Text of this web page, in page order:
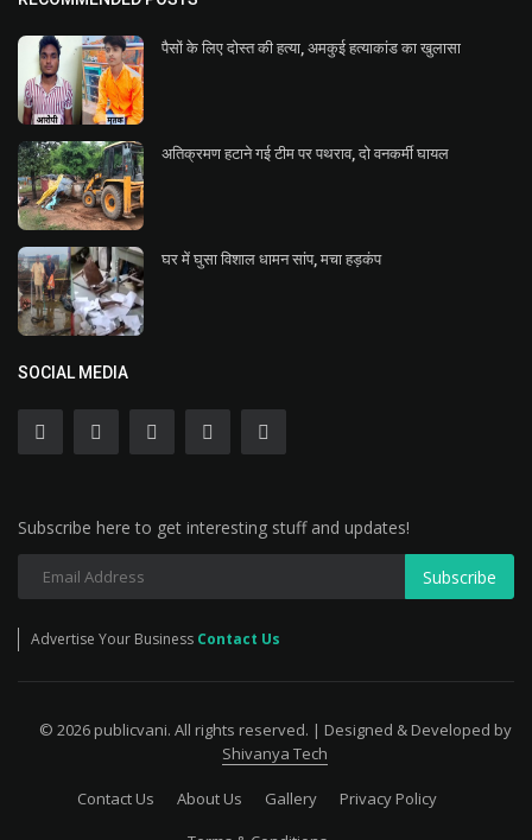
पैसों के लिए दोस्त की हत्या, अमकुई हत्याकांड का खुलासा
अतिक्रमण हटाने गई टीम पर पथराव, दो वनकर्मी घायल
घर में घुसा विशाल धामन सांप, मचा हड़कंप
SOCIAL MEDIA
Subscribe here to get interesting stuff and updates!
Subscribe
Advertise Your Business Contact Us
© 2026 publicvani. All rights reserved. | Designed & Developed by
Shivanya Tech
Contact Us About Us Gallery
Privacy Policy